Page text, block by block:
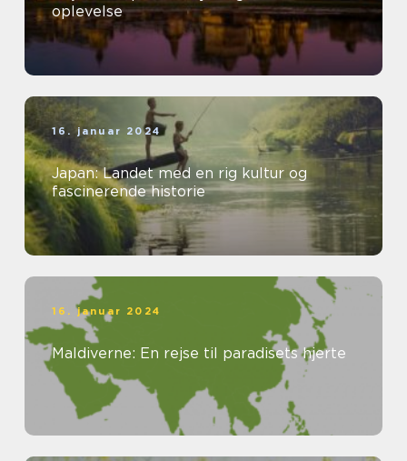
oplevelse
16. januar 2024
Japan: Landet med en rig kultur og
fascinerende historie
16. januar 2024
Maldiverne: En rejse til paradisets hjerte